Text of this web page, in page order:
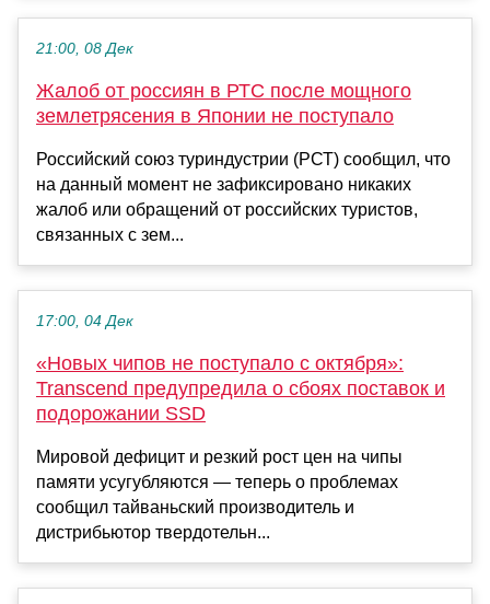
21:00, 08 Дек
Жалоб от россиян в РТС после мощного
землетрясения в Японии не поступало
Российский союз туриндустрии (РСТ) сообщил, что
на данный момент не зафиксировано никаких
жалоб или обращений от российских туристов,
связанных с зем...
17:00, 04 Дек
«Новых чипов не поступало с октября»:
Transcend предупредила о сбоях поставок и
подорожании SSD
Мировой дефицит и резкий рост цен на чипы
памяти усугубляются — теперь о проблемах
сообщил тайваньский производитель и
дистрибьютор твердотельн...